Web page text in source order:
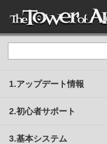
1.アップデート情報
2.初心者サポート
3.基本システム